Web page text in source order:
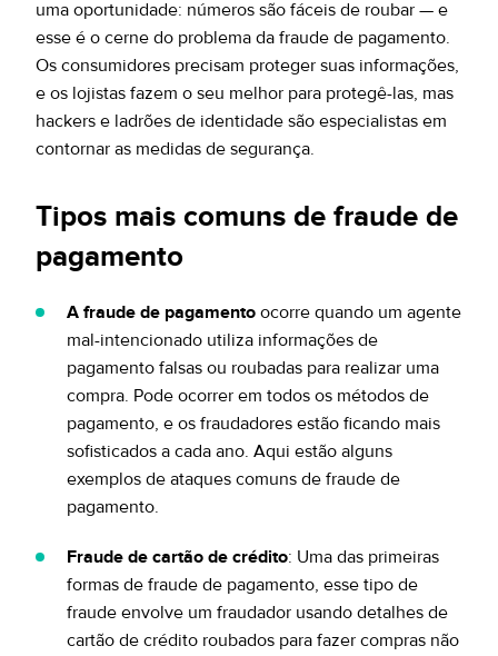
uma oportunidade: números são fáceis de roubar — e
esse é o cerne do problema da fraude de pagamento.
Os consumidores precisam proteger suas informações,
e os lojistas fazem o seu melhor para protegê-las, mas
hackers e ladrões de identidade são especialistas em
contornar as medidas de segurança.
Tipos mais comuns de fraude de
pagamento
A fraude de pagamento ocorre quando um agente
mal-intencionado utiliza informações de
pagamento falsas ou roubadas para realizar uma
compra. Pode ocorrer em todos os métodos de
pagamento, e os fraudadores estão ficando mais
sofisticados a cada ano. Aqui estão alguns
exemplos de ataques comuns de fraude de
pagamento.
Fraude de cartão de crédito: Uma das primeiras
formas de fraude de pagamento, esse tipo de
fraude envolve um fraudador usando detalhes de
cartão de crédito roubados para fazer compras não